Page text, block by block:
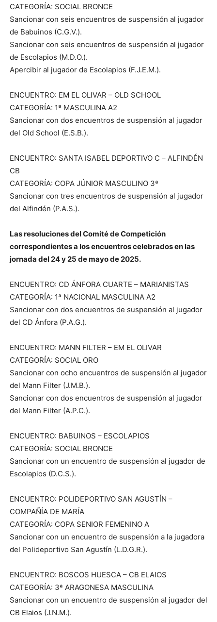
CATEGORÍA: SOCIAL BRONCE
Sancionar con seis encuentros de suspensión al jugador
de Babuinos (C.G.V.).
Sancionar con seis encuentros de suspensión al jugador
de Escolapios (M.D.O.).
Apercibir al jugador de Escolapios (F.J.E.M.).
ENCUENTRO: EM EL OLIVAR – OLD SCHOOL
CATEGORÍA: 1ª MASCULINA A2
Sancionar con dos encuentros de suspensión al jugador
del Old School (E.S.B.).
ENCUENTRO: SANTA ISABEL DEPORTIVO C – ALFINDÉN
CB
CATEGORÍA: COPA JÚNIOR MASCULINO 3ª
Sancionar con tres encuentros de suspensión al jugador
del Alfindén (P.A.S.).
Las resoluciones del Comité de Competición
correspondientes a los encuentros celebrados en las
jornada del 24 y 25 de mayo de 2025.
ENCUENTRO: CD ÁNFORA CUARTE – MARIANISTAS
CATEGORÍA: 1ª NACIONAL MASCULINA A2
Sancionar con dos encuentros de suspensión al jugador
del CD Ánfora (P.A.G.).
ENCUENTRO: MANN FILTER – EM EL OLIVAR
CATEGORÍA: SOCIAL ORO
Sancionar con ocho encuentros de suspensión al jugador
del Mann Filter (J.M.B.).
Sancionar con dos encuentros de suspensión al jugador
del Mann Filter (A.P.C.).
ENCUENTRO: BABUINOS – ESCOLAPIOS
CATEGORÍA: SOCIAL BRONCE
Sancionar con un encuentro de suspensión al jugador de
Escolapios (D.C.S.).
ENCUENTRO: POLIDEPORTIVO SAN AGUSTÍN –
COMPAÑÍA DE MARÍA
CATEGORÍA: COPA SENIOR FEMENINO A
Sancionar con un encuentro de suspensión a la jugadora
del Polideportivo San Agustín (L.D.G.R.).
ENCUENTRO: BOSCOS HUESCA – CB ELAIOS
CATEGORÍA: 3ª ARAGONESA MASCULINA
Sancionar con un encuentro de suspensión al jugador del
CB Elaios (J.N.M.).